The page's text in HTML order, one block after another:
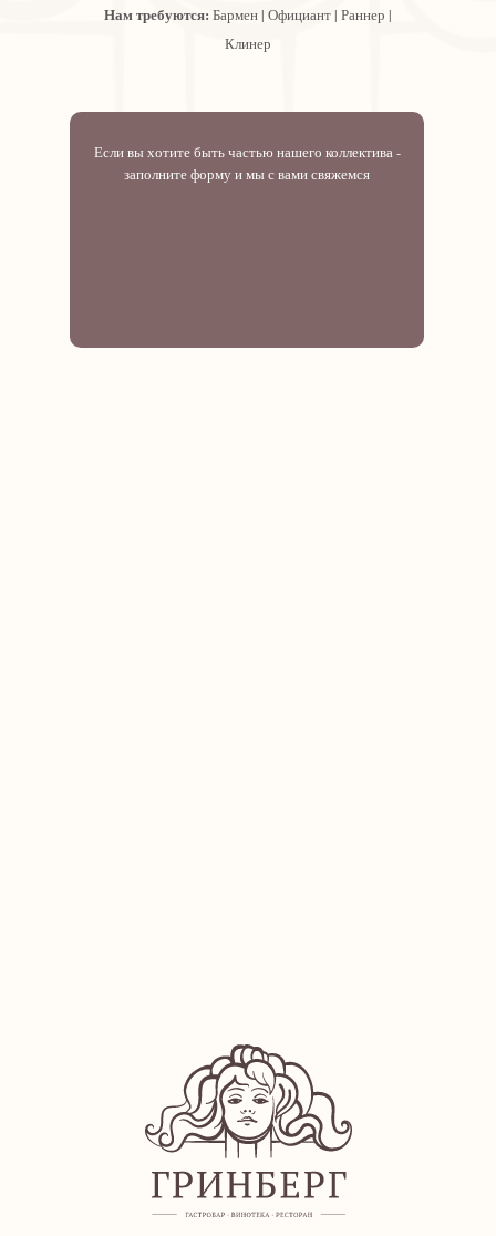
Если вы хотите быть частью нашего коллектива -
заполните форму и мы с вами свяжемся
Нам требуются: Бармен | Официант | Раннер |
Клинер